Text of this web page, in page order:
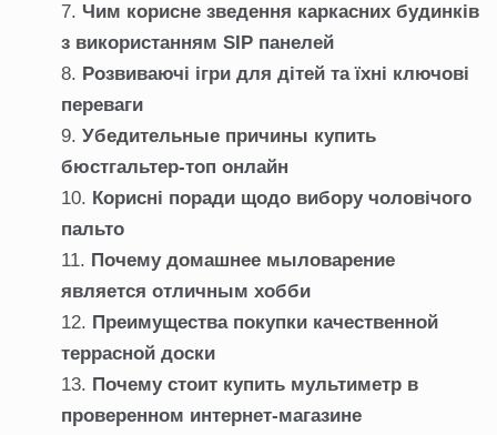
Чим корисне зведення каркасних будинків
з використанням SIP панелей
Розвиваючі ігри для дітей та їхні ключові
переваги
Убедительные причины купить
бюстгальтер-топ онлайн
Корисні поради щодо вибору чоловічого
пальто
Почему домашнее мыловарение
является отличным хобби
Преимущества покупки качественной
террасной доски
Почему стоит купить мультиметр в
проверенном интернет-магазине